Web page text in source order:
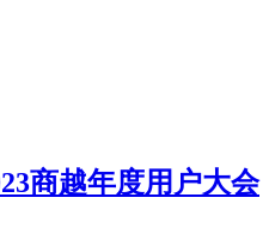
商越年度用户大会